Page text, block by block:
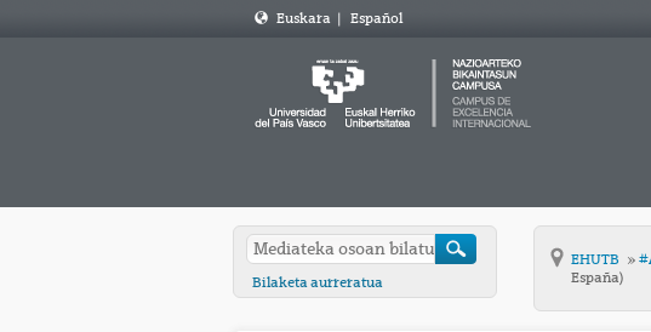
Euskara | Español
Bilaketa aurreratua
EHUTB
España)